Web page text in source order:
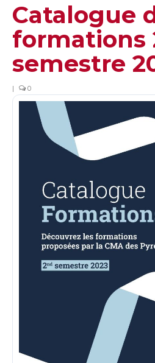
Catalogue
formations
semestre
| 0